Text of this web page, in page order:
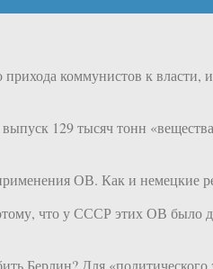
коммунистов к
выпуск 129 тысяч тонн
ОВ. Как и немецкие
что у СССР этих ОВ
Берлин? Для